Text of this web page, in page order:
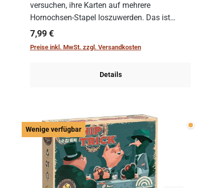
versuchen, ihre Karten auf mehrere
Hornochsen-Stapel loszuwerden. Das ist
kniffliger als gedacht, denn die Differenz
zwischen ausgespielter Karte und der
Regulärer Preis:
7,99 €
Preise inkl. MwSt. zzgl. Versandkosten
Details
Wenige verfügbar Wenige